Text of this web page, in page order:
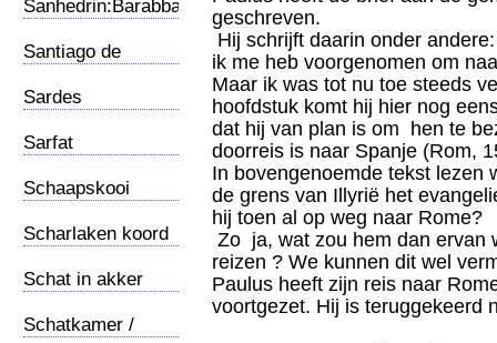
Sanhedrin:Barabbas
Santiago de
Sardes
Sarfat
Schaapskooi
Scharlaken koord
Schat in akker
Schatkamer /
geschreven.
Hij schrijft daarin onder
ik me heb voorgenomen om
Maar ik was tot nu toe steeds
hoofdstuk komt hij hier nog
dat hij van plan is om hen te
doorreis is naar Spanje (Rom,
In bovengenoemde tekst lezen
de grens van Illyrië het
hij toen al op weg naar Rome?
Zo ja, wat zou hem dan ervan
reizen ? We kunnen dit wel
Paulus heeft zijn reis naar
voortgezet. Hij is teruggekeerd